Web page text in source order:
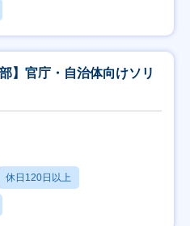
】官庁・自治体向けソリ
休日120日以上